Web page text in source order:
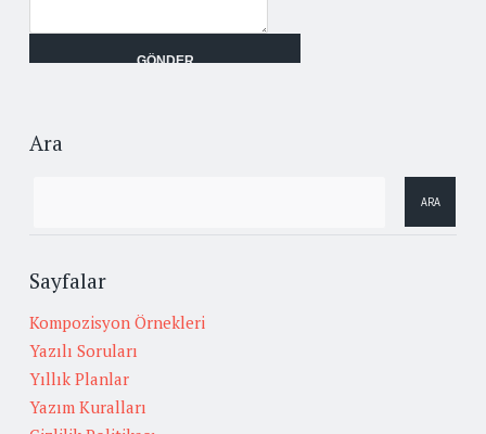
Ara
Sayfalar
Kompozisyon Örnekleri
Yazılı Soruları
Yıllık Planlar
Yazım Kuralları